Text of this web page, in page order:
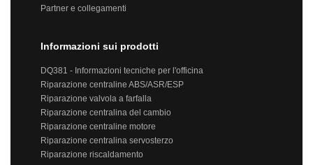
Partner e collegamenti
Informazioni sui prodotti
DQ381 - Informazioni tecniche per l'officina
Riparazione centraline ABS/ASR/ESP
Riparazione valvola a farfalla
Riparazione centralina del cambio
Riparazione centraline motore
Riparazione centralina servosterzo
Riparazione riscaldamento